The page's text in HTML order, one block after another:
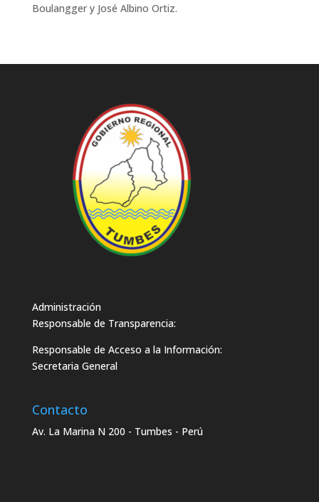
Boulangger y José Albino Ortiz.
Administración
Responsable de Transparencia:
Responsable de Acceso a la Información:
Secretaria General
Contacto
Av. La Marina N 200 - Tumbes - Perú